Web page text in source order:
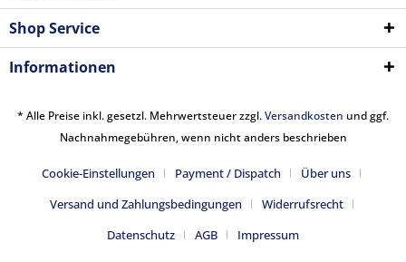
Shop Service
Informationen
* Alle Preise inkl. gesetzl. Mehrwertsteuer zzgl.Versandkosten und ggf.
Nachnahmegebühren, wenn nicht anders beschrieben
Cookie-Einstellungen Payment / Dispatch
Über uns
Versand und Zahlungsbedingungen
Widerrufsrecht
Datenschutz
AGB Impressum